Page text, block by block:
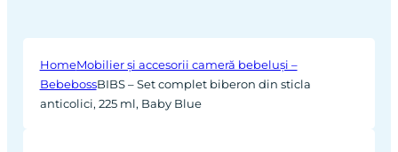
HomeMobilier și accesorii cameră bebeluși –
BebebossBIBS – Set complet biberon din sticla
anticolici, 225 ml, Baby Blue